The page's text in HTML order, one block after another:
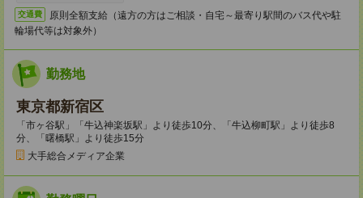
交通費
原則全額支給（遠方の方はご相談・自宅～最寄り駅間のバス代や駐
輪場代等は対象外）
勤務地
東京都新宿区
「市ヶ谷駅」「牛込神楽坂駅」より徒歩10分、「牛込柳町駅」より徒歩8
分、「曙橋駅」より徒歩15分
大手総合メディア企業